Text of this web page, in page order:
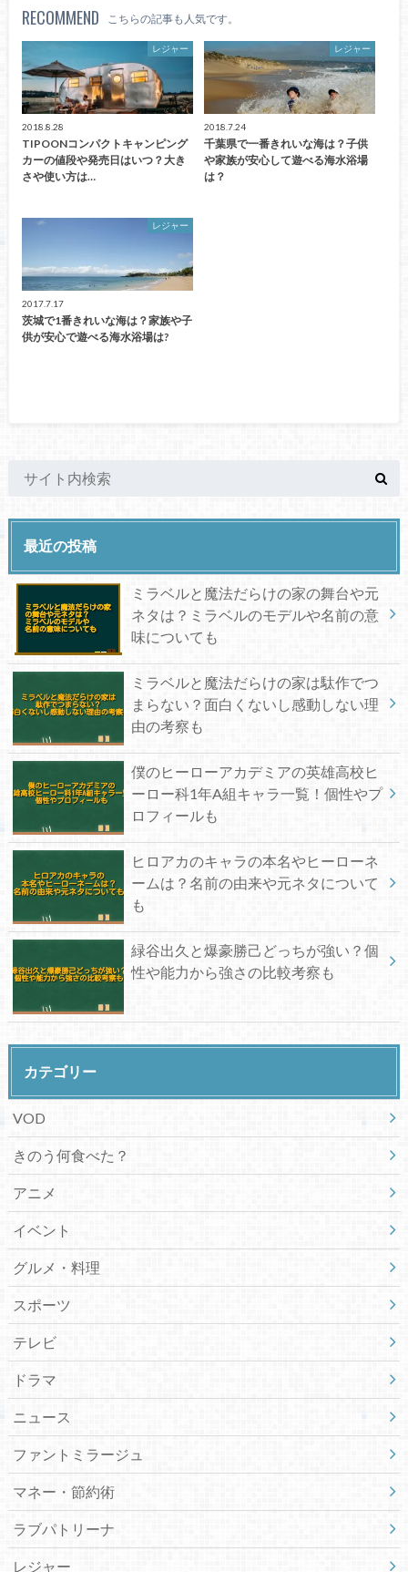
RECOMMEND こちらの記事も人気です。
レジャー
2018.8.28
TIPOONコンパクトキャンピング
カーの値段や発売日はいつ？大き
さや使い方は…
レジャー
2018.7.24
千葉県で一番きれいな海は？子供
や家族が安心して遊べる海水浴場
は？
レジャー
2017.7.17
茨城で1番きれいな海は？家族や子
供が安心で遊べる海水浴場は?
最近の投稿
ミラベルと魔法だらけの家の舞台や元
ネタは？ミラベルのモデルや名前の意
味についても
ミラベルと魔法だらけの家は駄作でつ
まらない？面白くないし感動しない理
由の考察も
僕のヒーローアカデミアの英雄高校ヒ
ーロー科1年A組キャラ一覧！個性やプ
ロフィールも
ヒロアカのキャラの本名やヒーローネ
ームは？名前の由来や元ネタについて
も
緑谷出久と爆豪勝己どっちが強い？個
性や能力から強さの比較考察も
カテゴリー
VOD
きのう何食べた？
アニメ
イベント
グルメ・料理
スポーツ
テレビ
ドラマ
ニュース
ファントミラージュ
マネー・節約術
ラブパトリーナ
レジャー